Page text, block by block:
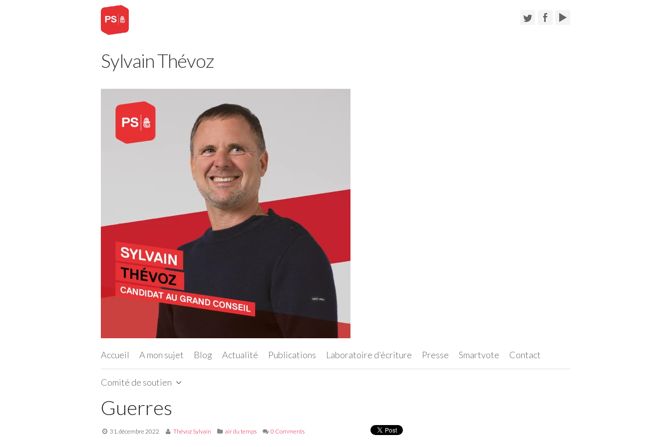
Sylvain Thévoz
Accueil A mon sujet Blog Actualité Publications Laboratoire d’écriture Presse Smartvote Contact
Comité de soutien
Guerres
31. décembre 2022 Thévoz Sylvain air du temps 0 Comments